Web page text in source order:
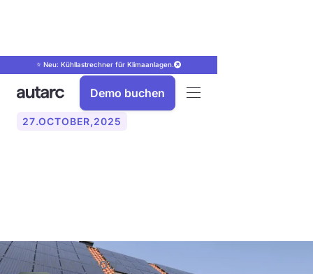
⭐ Neu: Kühllastrechner für Klimaanlagen.
Demo buchen
27.OCTOBER,2025
VERFASST VON